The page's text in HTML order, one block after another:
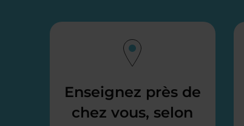
Enseignez près de
chez vous, selon